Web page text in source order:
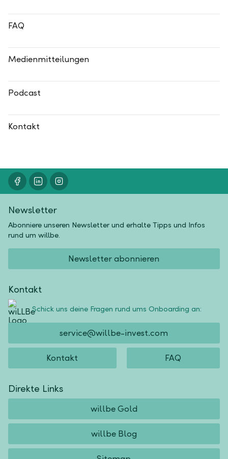
FAQ
Medienmitteilungen
Podcast
Kontakt
Newsletter
Abonniere unseren Newsletter und erhalte Tipps und Infos
rund um willbe.
Newsletter abonnieren
Kontakt
Schick uns deine Fragen rund ums Onboarding an:
service@willbe-invest.com
Kontakt FAQ
Direkte Links
willbe Gold
willbe Blog